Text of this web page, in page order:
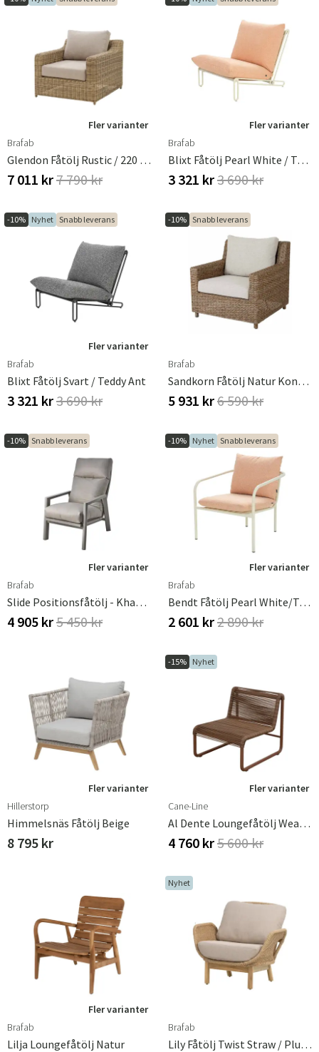
Fler varianter
Brafab
Glendon Fåtölj Rustic / 220 Beige
7 011 kr7 790 kr
Fler varianter
Brafab
Blixt Fåtölj Pearl White / Teddy Orange
3 321 kr3 690 kr
-10% Nyhet Snabb leverans
Fler varianter
Brafab
Blixt Fåtölj Svart / Teddy Ant
3 321 kr3 690 kr
-10% Snabb leverans
Brafab
Sandkorn Fåtölj Natur Konstrotting
5 931 kr6 590 kr
-10% Snabb leverans
Fler varianter
Brafab
Slide Positionsfåtölj - Khaki/Tawny
4 905 kr5 450 kr
-10% Nyhet Snabb leverans
Fler varianter
Brafab
Bendt Fåtölj Pearl White/Teddy Orange
2 601 kr2 890 kr
Fler varianter
Hillerstorp
Himmelsnäs Fåtölj Beige
8 795 kr
-15% Nyhet
Fler varianter
Cane-Line
Al Dente Loungefåtölj Weave Desert Red
4 760 kr5 600 kr
Fler varianter
Brafab
Lilja Loungefåtölj Natur
Nyhet
Brafab
Lily Fåtölj Twist Straw / Plush Wheat / Teak